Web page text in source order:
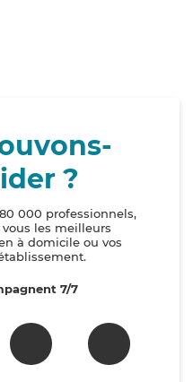
?
000 professionnels,
les meilleurs
à domicile ou vos
7/7